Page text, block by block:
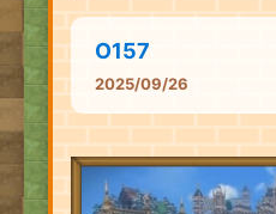
O157
2025/09/26